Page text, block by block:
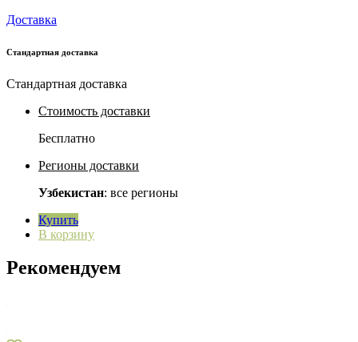
Доставка
Стандартная доставка
Стандартная доставка
Стоимость доставки
Бесплатно
Регионы доставки
Узбекистан: все регионы
Купить
В корзину
Рекомендуем